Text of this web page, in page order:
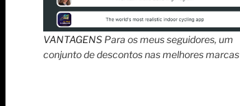
VANTAGENSPara os meus seguidores, um
conjunto de descontos nas melhores marcas